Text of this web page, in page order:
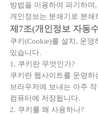
방법을 이용하여 파기하며
개인정보는 분쇄기로 분
제7조(개인정보 자동
쿠키(Cookie)를 설치, 운
있습니다.
1. 쿠키란 무엇인가?
쿠키란 웹사이트를 운영하
브라우저에 보내는 아주
컴퓨터에 저장됩니다.
2. 쿠키를 왜 사용하나?